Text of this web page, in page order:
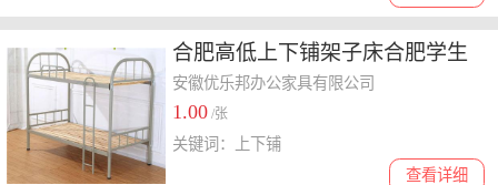
合肥高低上下铺架子床合肥学生
宿舍公寓床合肥工厂宿舍床
安徽优乐邦办公家具有限公司
1.00 /张
查看详细
关键词：上下铺